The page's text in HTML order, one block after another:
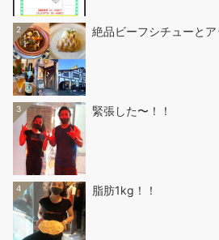
2 絶品ビーフシチューとア
3 緊張した〜！！
4 脂肪1kg！！